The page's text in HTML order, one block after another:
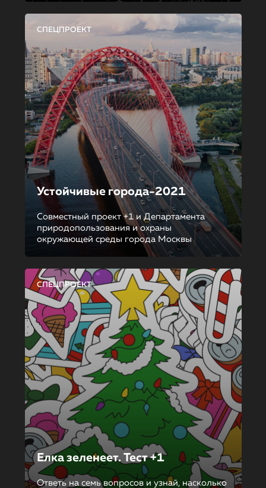
СПЕЦПРОЕКТ
Устойчивые города-2021
Совместный проект +1 и Департамента
природопользования и охраны
окружающей среды города Москвы
СПЕЦПРОЕКТ
Елка зеленеет. Тест +1
Ответь на семь вопросов и узнай, насколько